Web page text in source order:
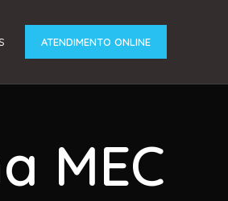
ATENDIMENTO ONLINE
MEC